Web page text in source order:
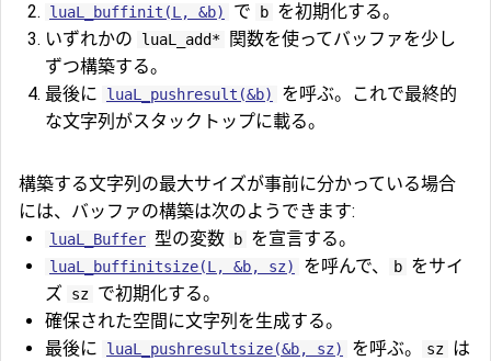
luaL_buffinit(L, &b) で b を初期化する。
いずれかの
luaL_add*
関数を使ってバッファを少し
ずつ構築する。
最後に
luaL_pushresult(&b)
を呼ぶ。これで最終的
な文字列がスタックトップに載る。
構築する文字列の最大サイズが事前に分かっている場合
には、バッファの構築は次のようできます:
luaL_Buffer 型の変数 b を宣言する。
luaL_buffinitsize(L, &b, sz) を呼んで、 b をサイ
ズ
sz で初期化する。
確保された空間に文字列を生成する。
最後に
luaL_pushresultsize(&b, sz) を呼ぶ。 sz は